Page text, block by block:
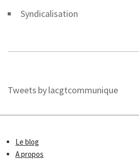
Syndicalisation
Tweets by lacgtcommunique
Le blog
A propos